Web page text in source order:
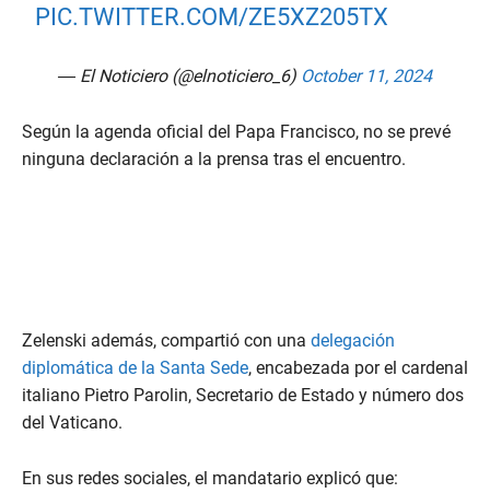
PIC.TWITTER.COM/ZE5XZ205TX
— El Noticiero (@elnoticiero_6) October 11, 2024
Según la agenda oficial del Papa Francisco, no se prevé
ninguna declaración a la prensa tras el encuentro.
Zelenski además, compartió con una delegación
diplomática de la Santa Sede, encabezada por el cardenal
italiano Pietro Parolin, Secretario de Estado y número dos
del Vaticano.
En sus redes sociales, el mandatario explicó que: